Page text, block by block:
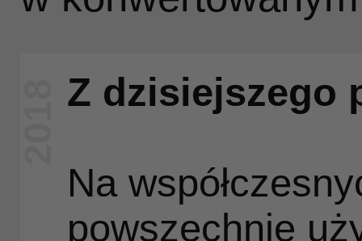
Z dzisiejszego
Na
powszechnie